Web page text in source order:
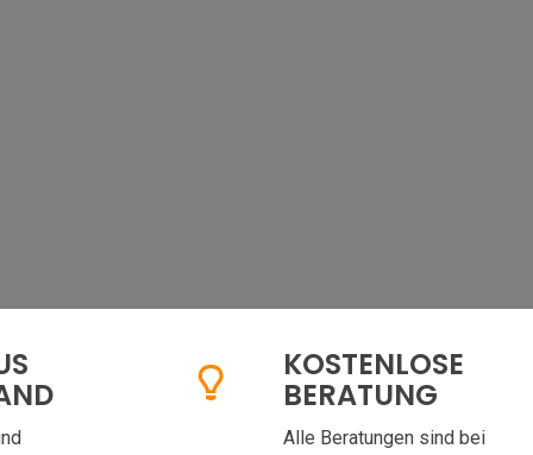
KOSTENLOSE
BERATUNG
Alle Beratungen sind bei